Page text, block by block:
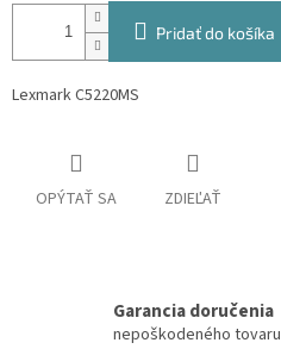
Pridať do košíka
Lexmark C5220MS
OPÝTAŤ SA ZDIEĽAŤ
Garancia doručenia
nepoškodeného tovaru